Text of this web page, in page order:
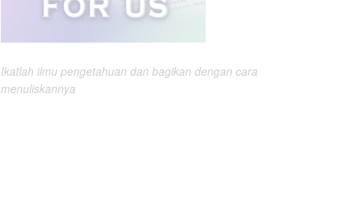
Ikatlah ilmu pengetahuan dan bagikan dengan cara
menuliskannya